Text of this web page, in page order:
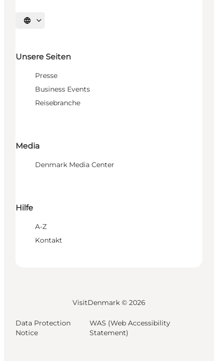
Sprache auswählen
Unsere Seiten
Presse
Business Events
Reisebranche
Media
Denmark Media Center
Hilfe
A-Z
Kontakt
VisitDenmark © 2026
Data Protection
Notice
WAS (Web Accessibility
Statement)